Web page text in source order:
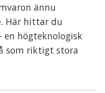
ännu
Här hittar du
en högteknologisk
som riktigt stora